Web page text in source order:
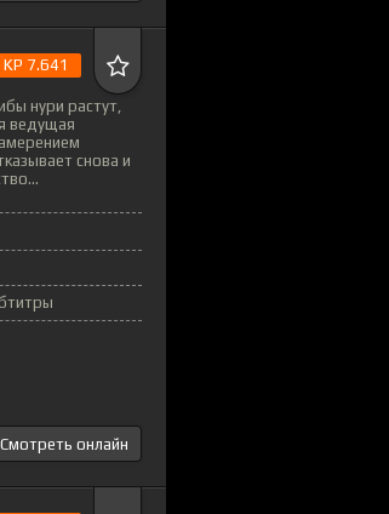
KP 7.641
нури растут,
ведущая
снова и
Смотреть онлайн